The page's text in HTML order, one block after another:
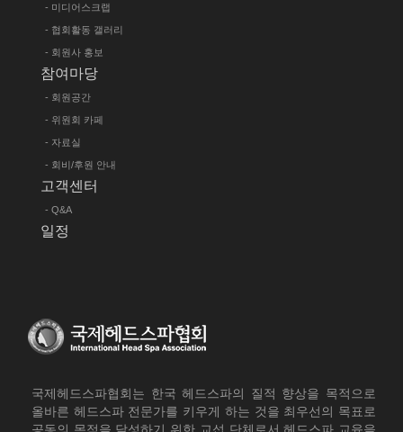
- 미디어스크랩
- 협회활동 갤러리
- 회원사 홍보
참여마당
- 회원공간
- 위원회 카페
- 자료실
- 회비/후원 안내
고객센터
- Q&A
일정
국제헤드스파협회는 한국 헤드스파의 질적 향상을 목적으로
올바른 헤드스파 전문가를 키우게 하는 것을 최우선의 목표로